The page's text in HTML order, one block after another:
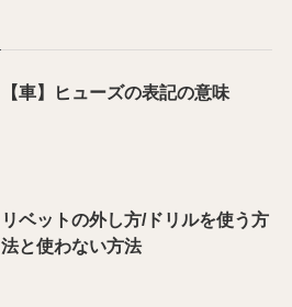
【車】ヒューズの表記の意味
リベットの外し方/ドリルを使う方
法と使わない方法